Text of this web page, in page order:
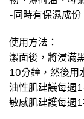
-同時有保濕成
使用方法：
潔面後，將浸滿
10分鐘，然後用
油性肌建議每週
敏感肌建護每週